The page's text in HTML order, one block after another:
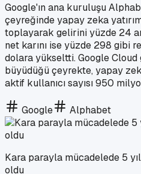
Google'ın ana kuruluşu
çeyreğinde yapay zeka
toplayarak gelirini yüzde 24
net karını ise yüzde 298 gibi
dolara yükseltti. Google
büyüdüğü çeyrekte, yapay
aktif kullanıcı sayısı 950
Google Alphabet
Kara parayla mücadelede 5
oldu